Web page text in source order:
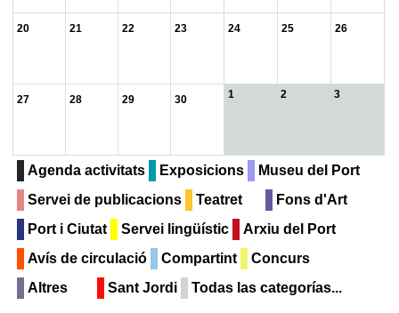
20 21 22 23 24 25 26
27 28 29 30 1 2 3
Agenda activitats Exposicions
Museu del Port
Servei de publicacions
Teatret
Fons d'Art
Port i Ciutat
Servei lingüístic
Arxiu del Port
Avís de circulació
Compartint
Concurs
Altres
Sant Jordi Todas las categorías...